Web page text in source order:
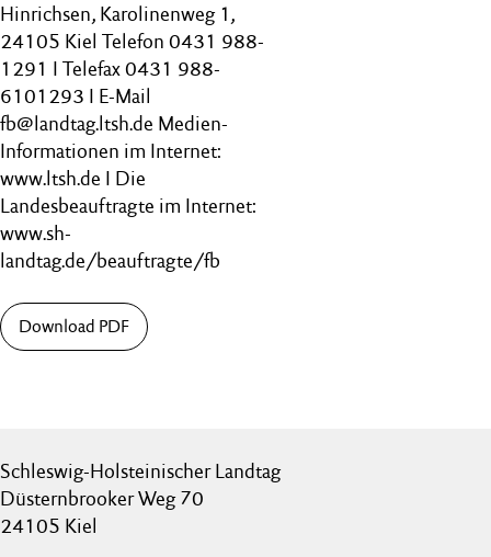
Hinrichsen, Karolinenweg 1,
24105 Kiel Telefon 0431 988-
1291 I Telefax 0431 988-
6101293 I E-Mail
fb@landtag.ltsh.de Medien-
Informationen im Internet:
www.ltsh.de I Die
Landesbeauftragte im Internet:
www.sh-
landtag.de/beauftragte/fb
Download PDF
Schleswig-Holsteinischer Landtag
Düsternbrooker Weg 70
24105 Kiel